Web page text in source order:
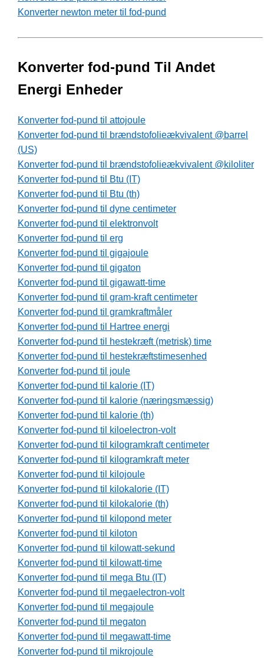
Konverter newton meter til fod-pund
Konverter fod-pund Til Andet
Energi Enheder
Konverter fod-pund til attojoule
Konverter fod-pund til brændstofolieækvivalent @barrel
(US)
Konverter fod-pund til brændstofolieækvivalent @kiloliter
Konverter fod-pund til Btu (IT)
Konverter fod-pund til Btu (th)
Konverter fod-pund til dyne centimeter
Konverter fod-pund til elektronvolt
Konverter fod-pund til erg
Konverter fod-pund til gigajoule
Konverter fod-pund til gigaton
Konverter fod-pund til gigawatt-time
Konverter fod-pund til gram-kraft centimeter
Konverter fod-pund til gramkraftmåler
Konverter fod-pund til Hartree energi
Konverter fod-pund til hestekræft (metrisk) time
Konverter fod-pund til hestekræftstimesenhed
Konverter fod-pund til joule
Konverter fod-pund til kalorie (IT)
Konverter fod-pund til kalorie (næringsmæssig)
Konverter fod-pund til kalorie (th)
Konverter fod-pund til kiloelectron-volt
Konverter fod-pund til kilogramkraft centimeter
Konverter fod-pund til kilogramkraft meter
Konverter fod-pund til kilojoule
Konverter fod-pund til kilokalorie (IT)
Konverter fod-pund til kilokalorie (th)
Konverter fod-pund til kilopond meter
Konverter fod-pund til kiloton
Konverter fod-pund til kilowatt-sekund
Konverter fod-pund til kilowatt-time
Konverter fod-pund til mega Btu (IT)
Konverter fod-pund til megaelectron-volt
Konverter fod-pund til megajoule
Konverter fod-pund til megaton
Konverter fod-pund til megawatt-time
Konverter fod-pund til mikrojoule